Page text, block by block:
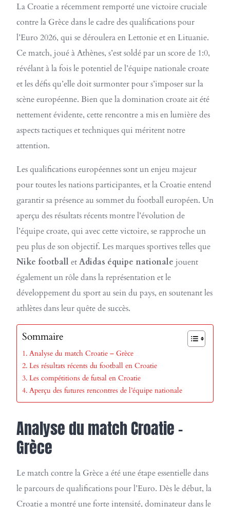
La Croatie a récemment remporté une victoire cruciale
contre la Grèce dans le cadre des qualifications pour
l’Euro 2026, qui se déroulera en Lettonie et en Lituanie.
Ce match, joué à Athènes, s’est soldé par un score de 1:0,
révélant à la fois le potentiel de l’équipe nationale croate
et les défis qu’elle doit surmonter pour s’imposer sur la
scène européenne. Bien que la domination croate ait été
nettement évidente, cette rencontre a mis en lumière des
aspects tactiques et techniques qui méritent notre
attention.
Les qualifications européennes sont un enjeu majeur
pour toutes les nations participantes, et la Croatie entend
garantir sa présence au sommet du football européen. Un
aperçu des résultats récents montre l’évolution de
l’équipe croate, qui avec cette victoire, se rapproche un
peu plus de son objectif. Les marques sportives telles que
Nike football etAdidas équipe nationale jouent
également un rôle dans la représentation et le
développement du sport au sein du pays, en soutenant les
athlètes dans leur quête de succès.
Sommaire
Analyse du match Croatie – Grèce
Les résultats récents du football en Croatie
Les compétitions de futsal en Croatie
Aperçu des futures rencontres de l’équipe nationale
Analyse du match Croatie –
Grèce
Le match contre la Grèce a été une étape essentielle dans
le parcours de qualifications pour l’Euro. Dès le début, la
Croatie a montré une forte intensité, dominateur dans le